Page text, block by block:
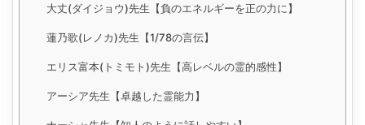
大丈(ダイジョウ)先生【負のエネルギーを正の力に】
蓮乃歌(レノカ)先生【1/78の言伝】
エリス富本(トミモト)先生【高レベルの霊的感性】
アーシア先生【卓越した霊能力】